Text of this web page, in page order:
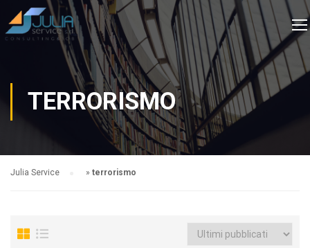
TERRORISMO
Julia Service » terrorismo